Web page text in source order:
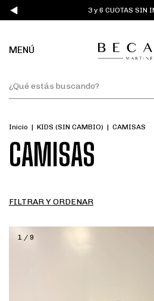
3 y 6 CUOTAS SIN
MENÚ
Inicio | KIDS (SIN CAMBIO) | CAMISAS
CAMISAS
FILTRAR Y ORDENAR
1 / 9